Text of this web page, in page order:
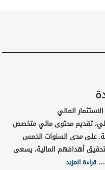
المالي
تقديم محتوى مالي متخصص
على مدى السنوات الخمس
تحقيق أهدافهم المالية، يسعى
…قراءة المزيد